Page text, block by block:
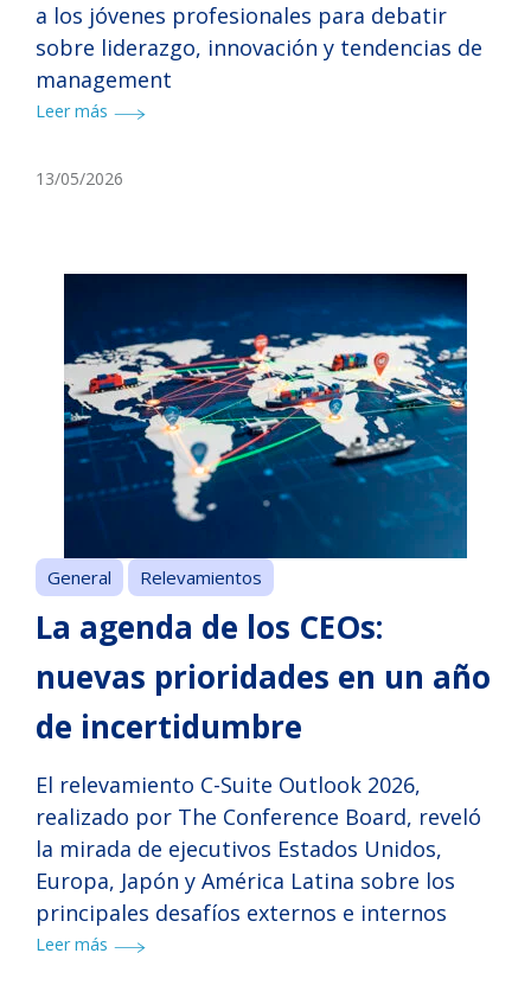
a los jóvenes profesionales para debatir
sobre liderazgo, innovación y tendencias de
management
Leer más
13/05/2026
General Relevamientos
La agenda de los CEOs:
nuevas prioridades en un año
de incertidumbre
El relevamiento C-Suite Outlook 2026,
realizado por The Conference Board, reveló
la mirada de ejecutivos Estados Unidos,
Europa, Japón y América Latina sobre los
principales desafíos externos e internos
Leer más